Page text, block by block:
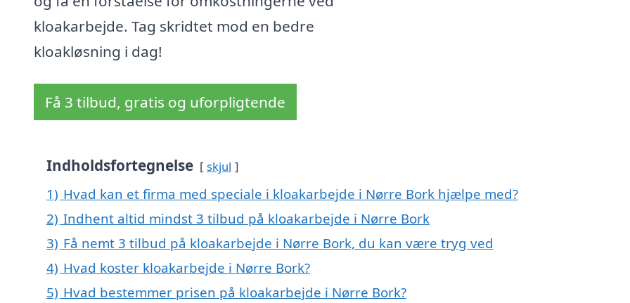
kloakarbejde. Tag skridtet mod en bedre
kloakløsning i dag!
Få 3 tilbud, gratis og uforpligtende
Indholdsfortegnelse skjul
1) Hvad kan et firma med speciale i kloakarbejde i Nørre Bork hjælpe med?
2) Indhent altid mindst 3 tilbud på kloakarbejde i Nørre Bork
3) Få nemt 3 tilbud på kloakarbejde i Nørre Bork, du kan være tryg ved
4) Hvad koster kloakarbejde i Nørre Bork?
5) Hvad bestemmer prisen på kloakarbejde i Nørre Bork?